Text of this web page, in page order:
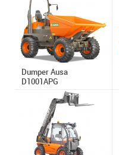
Dumper Ausa
D1001APG